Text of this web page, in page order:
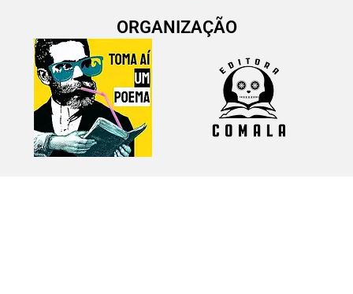
ORGANIZAÇÃO